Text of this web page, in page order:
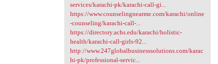
services/karachi-pk/karachi-call-gi...
https://www.counselingnearme.com/karachi/online
-counseling/karachi-call-...
https://directory.achs.edu/karachi/holistic-
health/karachi-call-girls-92...
http://www.247globalbusinesssolutions.com/karac
hi-pk/professional-servic...